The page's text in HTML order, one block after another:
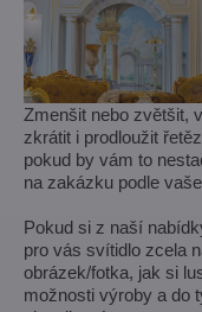
Zmenšit nebo zvětšit,
zkrátit i prodloužit
pokud by vám to
na zakázku podle
Pokud si z naší
pro vás svítidlo zcela
obrázek/fotka, jak si
možnosti výroby a do